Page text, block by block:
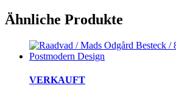
Ähnliche Produkte
VERKAUFT